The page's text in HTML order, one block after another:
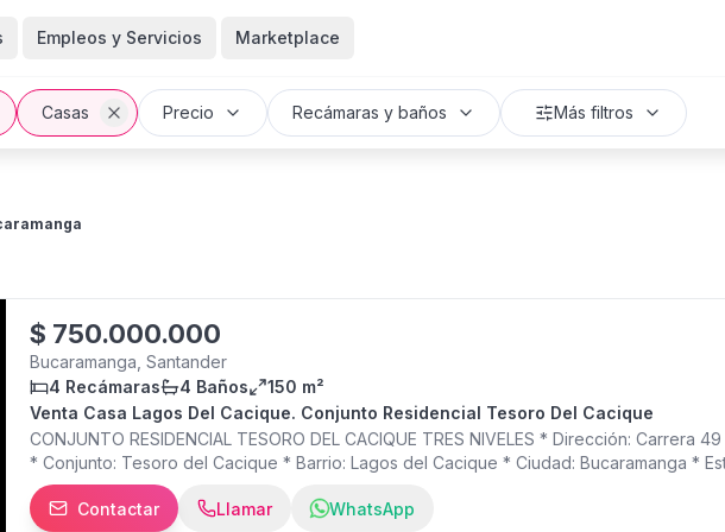
Empleos y Servicios Marketplace
Casas Precio Recámaras y baños Más filtros
$ 750.000.000
Bucaramanga, Santander
4 Recámaras
4 Baños
150 m²
Venta Casa Lagos Del Cacique. Conjunto Residencial Tesoro Del Cacique
CONJUNTO RESIDENCIAL TESORO DEL CACIQUE TRES NIVELES * Dirección: Carrera
* Conjunto: Tesoro del Cacique * Barrio: Lagos del Cacique * Ciudad: Bucaramanga *
m2 (adicional reformas) * Niveles: 3 * Estado: completamente remodelada y ampliada *
servicio * Baños: 4 * Cocina: integral * Sala * Comedor * Estudio amplio * Patio interno
Contactar Llamar WhatsApp